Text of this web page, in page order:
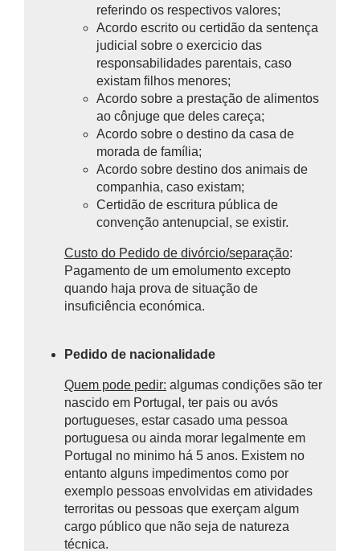
referindo os respectivos valores;
Acordo escrito ou certidão da sentença
judicial sobre o exercicio das
responsabilidades parentais, caso
existam filhos menores;
Acordo sobre a prestação de alimentos
ao cônjuge que deles careça;
Acordo sobre o destino da casa de
morada de família;
Acordo sobre destino dos animais de
companhia, caso existam;
Certidão de escritura pública de
convenção antenupcial, se existir.
Custo do Pedido de divórcio/separação:
Pagamento de um emolumento excepto
quando haja prova de situação de
insuficiência económica.
Pedido de nacionalidade
Quem pode pedir: algumas condições são ter
nascido em Portugal, ter pais ou avós
portugueses, estar casado uma pessoa
portuguesa ou ainda morar legalmente em
Portugal no minimo há 5 anos. Existem no
entanto alguns impedimentos como por
exemplo pessoas envolvidas em atividades
terroritas ou pessoas que exerçam algum
cargo público que não seja de natureza
técnica.